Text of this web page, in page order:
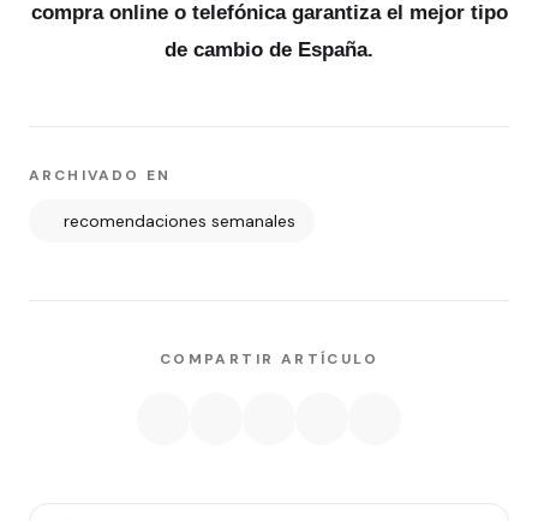
compra online o telefónica garantiza el mejor tipo
de cambio de España.
ARCHIVADO EN
recomendaciones semanales
COMPARTIR ARTÍCULO